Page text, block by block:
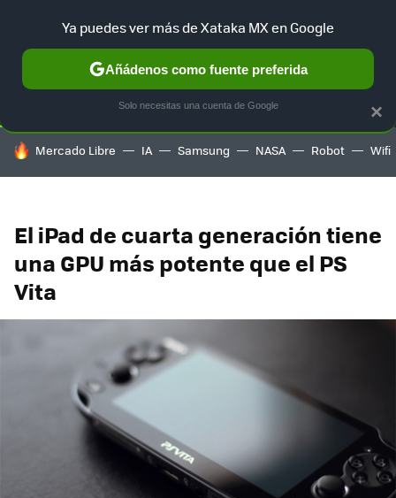
SELECCIÓN GAMING HOME AUTO TERRITORIO
HOY SE HABLA DE
Mercado Libre IA Samsung NASA Robot Wifi
El iPad de cuarta generación tiene
una GPU más potente que el PS
Vita
×
Ya puedes ver más de Xataka MX en Google
Añádenos como fuente preferida
Solo necesitas una cuenta de Google